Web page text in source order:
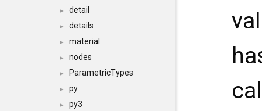
► detail
► details
► material
► nodes
► ParametricTypes
► py
► py3